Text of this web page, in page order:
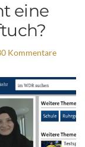
eine
Kommentare